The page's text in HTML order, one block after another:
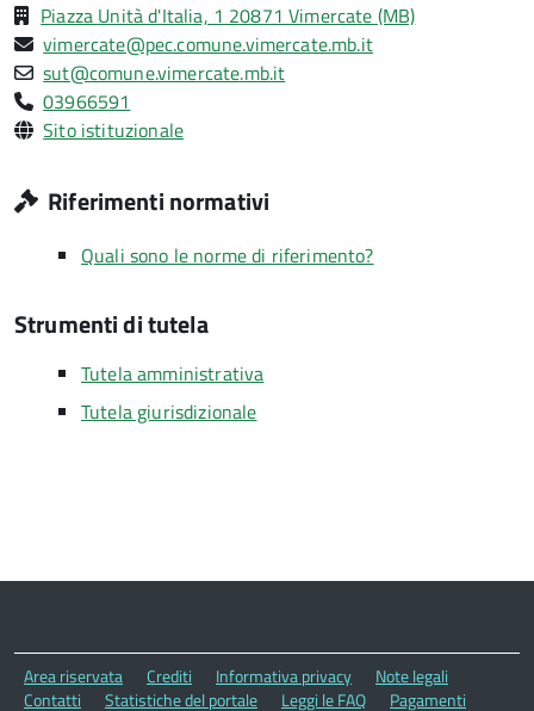
Piazza Unità d'Italia, 1 20871 Vimercate (MB)
vimercate@pec.comune.vimercate.mb.it
sut@comune.vimercate.mb.it
03966591
Sito istituzionale
Riferimenti normativi
Quali sono le norme di riferimento?
Strumenti di tutela
Tutela amministrativa
Tutela giurisdizionale
Area riservata Crediti Informativa privacy
Note legali
Contatti
Statistiche del portale Leggi le FAQ Pagamenti